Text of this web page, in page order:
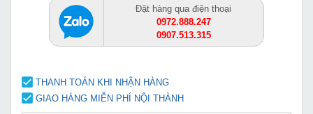
Đặt hàng qua điện thoại
0972.888.247
0907.513.315
THANH TOÁN KHI NHẬN HÀNG
GIAO HÀNG MIỄN PHÍ NỘI THÀNH